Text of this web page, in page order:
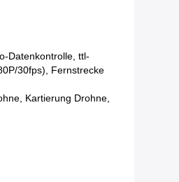
Datenkontrolle, ttl-
30fps), Fernstrecke
Kartierung Drohne,